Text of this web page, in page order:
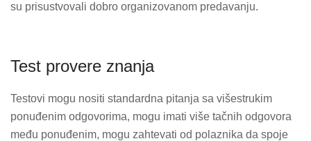
su prisustvovali dobro organizovanom predavanju.
Test provere znanja
Testovi mogu nositi standardna pitanja sa višestrukim
ponuđenim odgovorima, mogu imati više tačnih odgovora
među ponuđenim, mogu zahtevati od polaznika da spoje